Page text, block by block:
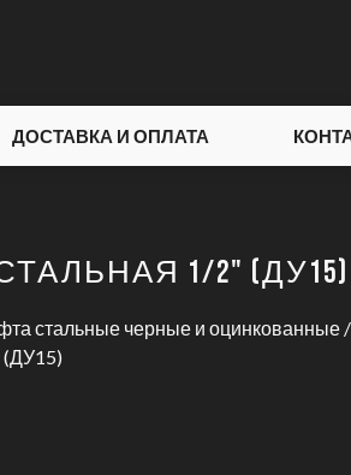
ДОСТАВКА И ОПЛАТА
1/2" (ДУ15)
стальные черные и оцинкованные/
(ДУ15)